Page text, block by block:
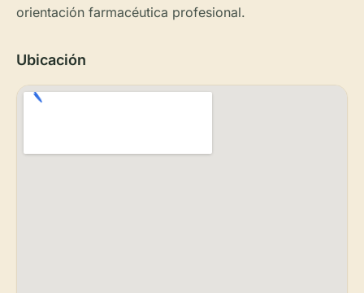
orientación farmacéutica profesional.
Ubicación